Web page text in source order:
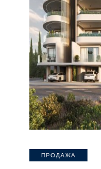
ПРОДАЖА